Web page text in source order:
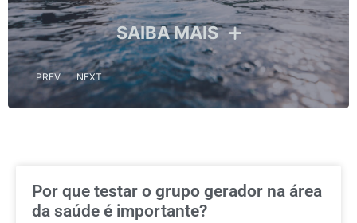
SAIBA MAIS
PREV NEXT
Por que testar o grupo gerador na área
da saúde é importante?